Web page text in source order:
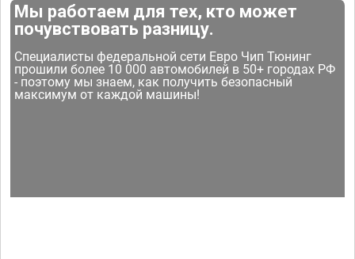
Мы работаем для тех, кто может
почувствовать разницу.
Специалисты федеральной сети Евро Чип Тюнинг
прошили более 10 000 автомобилей в 50+ городах РФ
- поэтому мы знаем, как получить безопасный
максимум от каждой машины!